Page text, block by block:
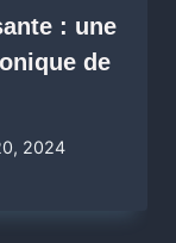
: une
de
2024